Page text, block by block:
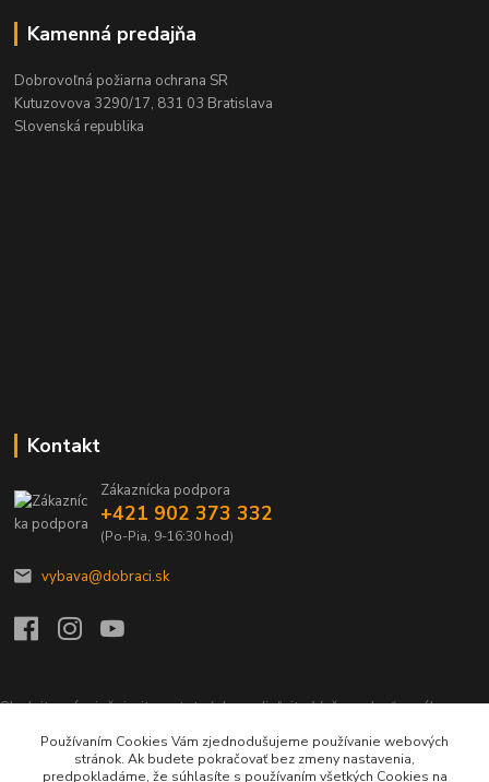
Kamenná predajňa
Dobrovoľná požiarna ochrana SR
Kutuzovova 3290/17, 831 03 Bratislava
Slovenská republika
Kontakt
Zákaznícka podpora
+421 902 373 332
(Po-Pia, 9-16:30 hod)
vybava@dobraci.sk
Sledujte nás, inšpirujte ostatných a zdieľajte Vašu radosť z nákupu a
Používaním Cookies Vám zjednodušujeme používanie webových
stránok. Ak budete pokračovať bez zmeny nastavenia,
predpokladáme, že súhlasíte s používaním všetkých Cookies na